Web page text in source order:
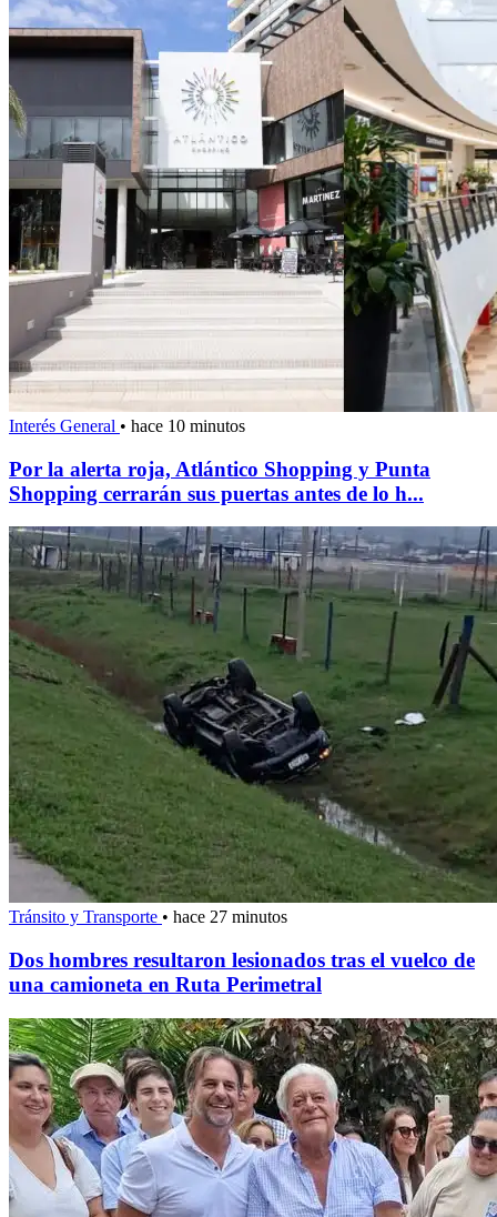
Interés General • hace 10 minutos
Por la alerta roja, Atlántico Shopping y Punta
Shopping cerrarán sus puertas antes de lo h...
Tránsito y Transporte • hace 27 minutos
Dos hombres resultaron lesionados tras el vuelco de
una camioneta en Ruta Perimetral